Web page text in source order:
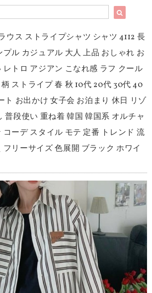
ウス ストライプシャツ シャツ 4112 長
ル カジュアル 大人 上品 おしゃれ お
レトロ アジアン こなれ感 ラフ クール
ストライプ 春 秋 10代 20代 30代 40
ト お出かけ 女子会 お泊まり 休日 リゾ
普段使い 重ね着 韓国 韓国系 オルチャ
コーデ スタイル モテ 定番 トレンド 流
リーサイズ 色展開 ブラック ホワイ